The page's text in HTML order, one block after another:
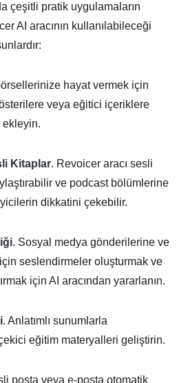
çeşitli pratik uygulamaların
AI aracının kullanılabileceği
hayat vermek için
veya eğitici içeriklere
ekleyin.
Kitaplar. Revoicer aracı sesli
ve podcast bölümlerine
dikkatini çekebilir.
. Sosyal medya gönderilerine ve
seslendirmeler oluşturmak ve
için AI aracından yararlanın.
. Anlatımlı sunumlarla
eğitim materyalleri geliştirin.
posta veya e-posta otomatik